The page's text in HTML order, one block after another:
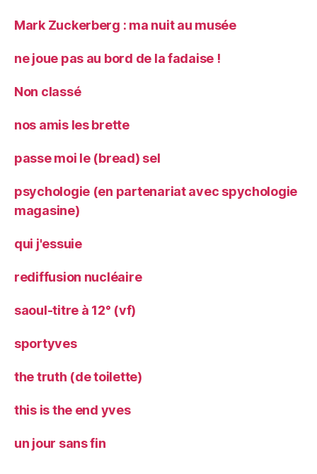
Mark Zuckerberg : ma nuit au musée
ne joue pas au bord de la fadaise !
Non classé
nos amis les brette
passe moi le (bread) sel
psychologie (en partenariat avec spychologie
magasine)
qui j'essuie
rediffusion nucléaire
saoul-titre à 12° (vf)
sportyves
the truth (de toilette)
this is the end yves
un jour sans fin